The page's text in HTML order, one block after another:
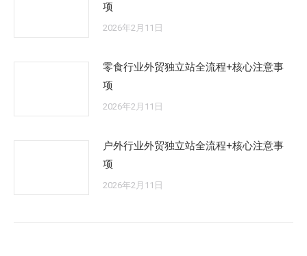
项
2026年2月11日
零食行业外贸独立站全流程+核心注意事
项
2026年2月11日
户外行业外贸独立站全流程+核心注意事
项
2026年2月11日